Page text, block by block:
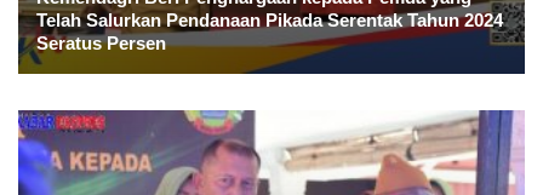
Telah Salurkan Pendanaan Pikada Serentak Tahun 2024
Seratus Persen